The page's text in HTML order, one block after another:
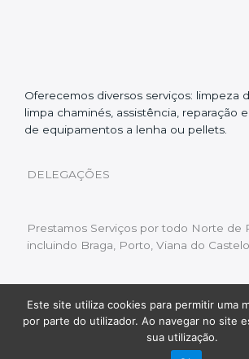
Oferecemos diversos serviços: limpeza
limpa chaminés, assistência, reparação
de equipamentos a lenha ou pellets.
DELEGAÇÕES
Prestamos Serviços por todo Norte de
incluindo Braga, Porto, Viana do
Livro de Reclamações | Política de
Copyright © 2022 Limpeza Chaminés
Fluxo Digital – a inovar
Este site utiliza cookies para permitir uma
por parte do utilizador. Ao navegar no site
sua utilização.